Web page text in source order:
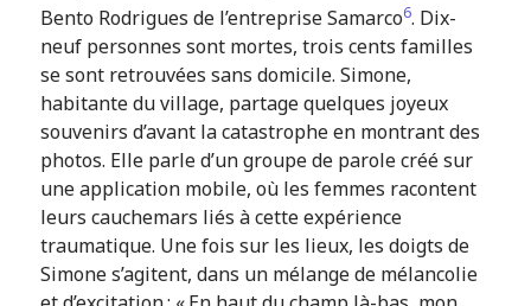
Bento Rodrigues de l’entreprise Samarco6. Dix-
neuf personnes sont mortes, trois cents familles
se sont retrouvées sans domicile. Simone,
habitante du village, partage quelques joyeux
souvenirs d’avant la catastrophe en montrant des
photos. Elle parle d’un groupe de parole créé sur
une application mobile, où les femmes racontent
leurs cauchemars liés à cette expérience
traumatique. Une fois sur les lieux, les doigts de
Simone s’agitent, dans un mélange de mélancolie